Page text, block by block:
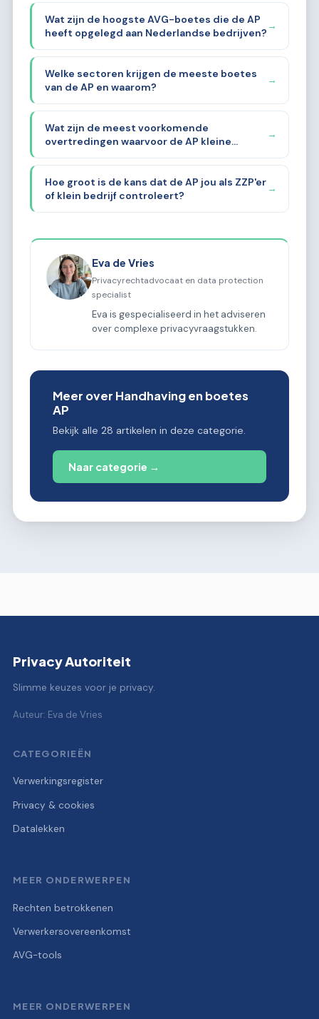
Wat zijn de hoogste AVG-boetes die de AP
heeft opgelegd aan Nederlandse bedrijven?
→
Welke sectoren krijgen de meeste boetes
van de AP en waarom?
→
Wat zijn de meest voorkomende
overtredingen waarvoor de AP kleine
bedrijven aanpakt?
→
Hoe groot is de kans dat de AP jou als ZZP'er
of klein bedrijf controleert?
→
Eva de Vries
Privacyrechtadvocaat en data protection
specialist
Eva is gespecialiseerd in het adviseren
over complexe privacyvraagstukken.
Meer over Handhaving en boetes
AP
Bekijk alle 28 artikelen in deze categorie.
Naar categorie →
Privacy Autoriteit
Slimme keuzes voor je privacy.
Auteur: Eva de Vries
CATEGORIEËN
Verwerkingsregister
Privacy & cookies
Datalekken
MEER ONDERWERPEN
Rechten betrokkenen
Verwerkersovereenkomst
AVG-tools
MEER ONDERWERPEN